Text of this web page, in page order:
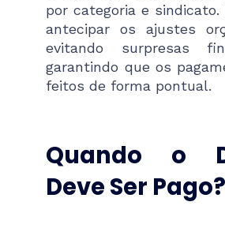
por categoria e sindicato.
antecipar os ajustes
evitando surpresas
garantindo que os
feitos de forma pontual.
Quando o
Deve Ser Pago?